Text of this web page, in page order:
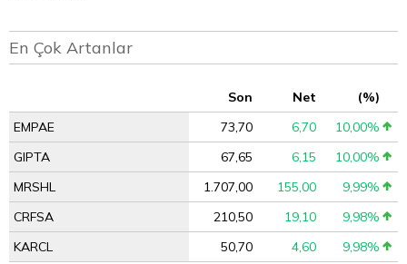
En Çok Artanlar
Son Net
(%)
EMPAE
73,70 6,70
10,00%
GIPTA
67,65 6,15
10,00%
MRSHL
1.707,00 155,00
9,99%
CRFSA
210,50 19,10
9,98%
KARCL
50,70 4,60
9,98%